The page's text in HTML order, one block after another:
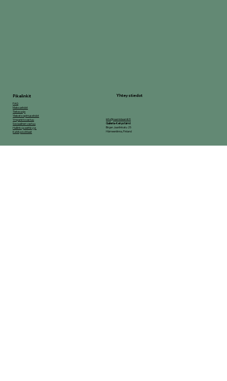
FAQ
Maksuehdot
Tietosuoja
Yleiset sopimusehdot
Ymparistovastuu
Sosiaalinen vastuu
Hallinto ja eettisyys
Kehityskohteet
Pikalinkit Yhteystiedot
info@raamidaamit.fi
Galleria-Kehystämö
Birger Jaarlinkatu 25
Hämeenlinna, Finland